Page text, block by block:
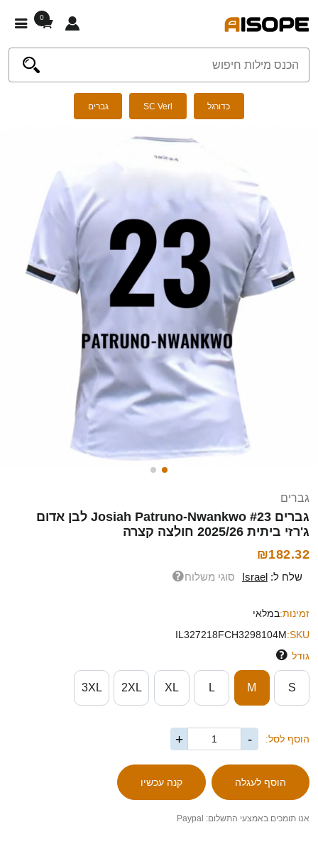
0
כדורגל SC Verl גברים
גברים
גברים Josiah Patruno-Nwankwo #23 לבן אדום
ג'רזי ביתית 2025/26 חולצה קצרה
₪182.32
שלח ל: Israel סוגי משלוח
זמינות:במלאי
SKU:
IL327218FCH3298104M
גודל
S
M
L
XL
2XL
3XL
הוסף לסל: -
+
אנו תומכים באמצעי התשלום: Paypal